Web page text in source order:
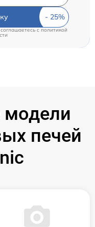
cполитикой
печей